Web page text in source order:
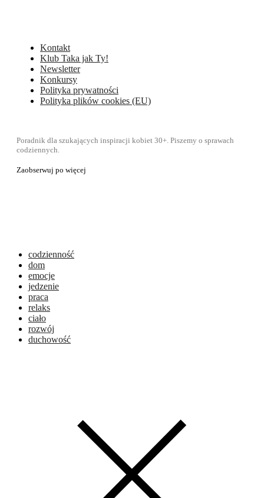
Kontakt
Klub Taka jak Ty!
Newsletter
Konkursy
Polityka prywatności
Polityka plików cookies (EU)
Poradnik dla szukających inspiracji kobiet 30+. Piszemy o sprawach
codziennych.
Zaobserwuj po więcej
codzienność
dom
emocje
jedzenie
praca
relaks
ciało
rozwój
duchowość